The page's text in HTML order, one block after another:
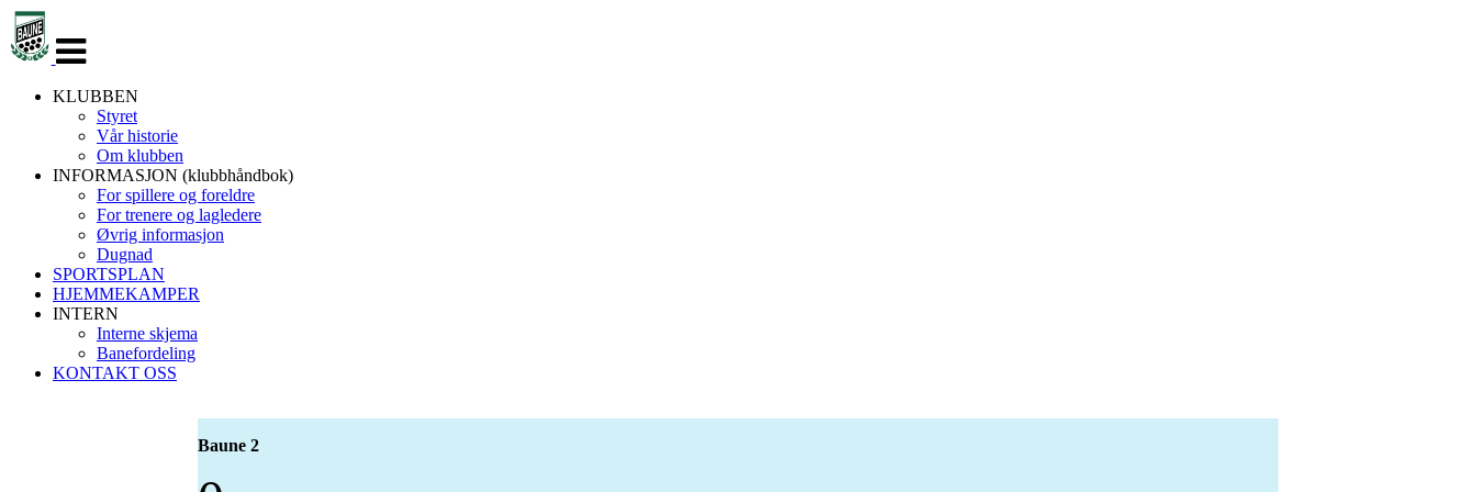
navigasjon
KLUBBEN
Styret
Vår historie
Om klubben
INFORMASJON (klubbhåndbok)
For spillere og foreldre
For trenere og lagledere
Øvrig informasjon
Dugnad
SPORTSPLAN
HJEMMEKAMPER
INTERN
Interne skjema
Banefordeling
KONTAKT OSS
Baune 2